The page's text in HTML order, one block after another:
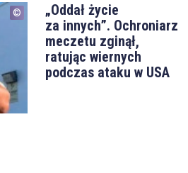
„Oddał życie
za innych”. Ochroniarz
meczetu zginął,
ratując wiernych
podczas ataku w USA